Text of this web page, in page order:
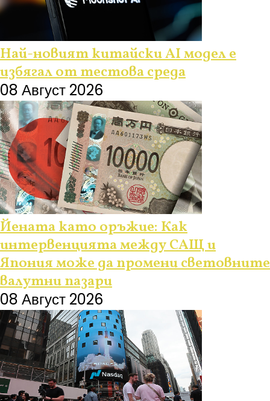
Най-новият китайски AI модел е
избягал от тестова среда
08 Август 2026
Йената като оръжие: Как
интервенцията между САЩ и
Япония може да промени световните
валутни пазари
08 Август 2026